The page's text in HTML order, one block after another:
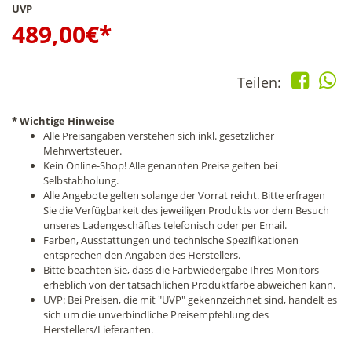
UVP
489,00€*
Teilen:
* Wichtige Hinweise
Alle Preisangaben verstehen sich inkl. gesetzlicher
Mehrwertsteuer.
Kein Online-Shop! Alle genannten Preise gelten bei
Selbstabholung.
Alle Angebote gelten solange der Vorrat reicht. Bitte erfragen
Sie die Verfügbarkeit des jeweiligen Produkts vor dem Besuch
unseres Ladengeschäftes telefonisch oder per Email.
Farben, Ausstattungen und technische Spezifikationen
entsprechen den Angaben des Herstellers.
Bitte beachten Sie, dass die Farbwiedergabe Ihres Monitors
erheblich von der tatsächlichen Produktfarbe abweichen kann.
UVP: Bei Preisen, die mit "UVP" gekennzeichnet sind, handelt es
sich um die unverbindliche Preisempfehlung des
Herstellers/Lieferanten.